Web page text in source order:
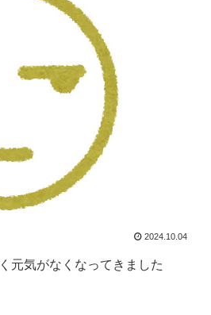
2024.10.04
元気がなくなってきました